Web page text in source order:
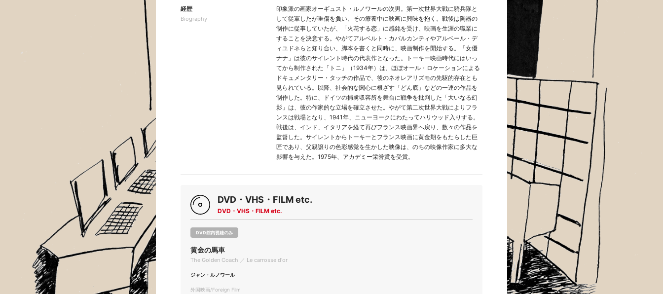
経歴
Biography
印象派の画家オーギュスト・ルノワールの次男。第一次世界大戦に騎兵隊と
して従軍したが重傷を負い、その療養中に映画に興味を抱く。戦後は陶器の
制作に従事していたが、「火花する恋」に感銘を受け、映画を生涯の職業に
することを決意する。やがてアルベルト・カバルカンティやアルベール・デ
ィユドネらと知り合い、脚本を書くと同時に、映画制作を開始する。「女優
ナナ」は彼のサイレント時代の代表作となった。トーキー映画時代にはいっ
てから制作された「トニ」（1934年）は、ほぼオール・ロケーションによる
ドキュメンタリー・タッチの作品で、後のネオレアリズモの先駆的存在とも
見られている。以降、社会的な関心に根ざす「どん底」などの一連の作品を
制作した。特に、ドイツの捕虜収容所を舞台に戦争を批判した「大いなる幻
影」は、彼の作家的な立場を確立させた。やがて第二次世界大戦によりフラ
ンスは戦場となり、1941年、ニューヨークにわたってハリウッド入りする。
戦後は、インド、イタリアを経て再びフランス映画界へ戻り、数々の作品を
監督した。サイレントからトーキーとフランス映画に黄金期をもたらした巨
匠であり、父親譲りの色彩感覚を生かした映像は、のちの映像作家に多大な
影響を与えた。1975年、アカデミー栄誉賞を受賞。
DVD・VHS・FILM etc.
DVD・VHS・FILM etc.
DVD館内視聴のみ
黄金の馬車
The Golden Coach ／ Le carrosse d'or
ジャン・ルノワール
外国映画/Foreign Film